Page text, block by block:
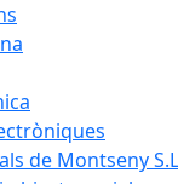
de Montseny